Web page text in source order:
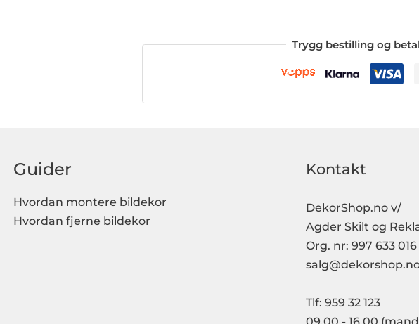
Trygg bestilling og
Guider
Hvordan montere bildekor
Hvordan fjerne bildekor
Kontakt
DekorShop.no v/
Agder Skilt og
Org. nr: 997 633
Tlf: 959 32 123